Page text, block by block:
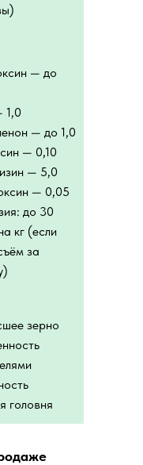
— до
— до 1,0
— 0,10
— 5,0
— 0,05
до 30
кг (если
за
зерно
головня